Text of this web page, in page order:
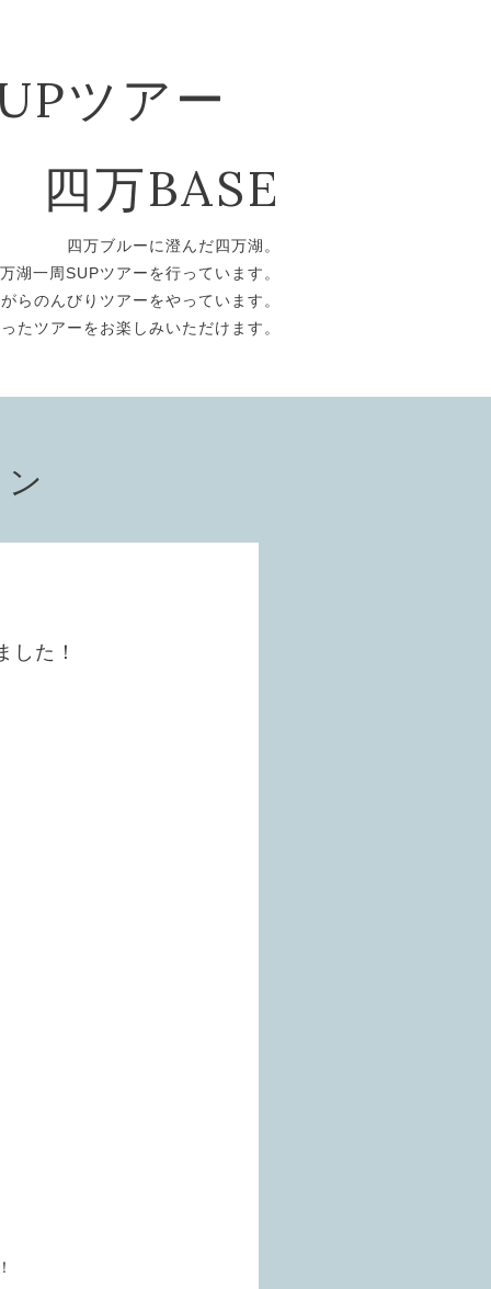
ツアー
四万BASE
四万ブルーに澄んだ四万湖。
湖一周SUPツアーを行っています。
らのんびりツアーをやっています。
たツアーをお楽しみいただけます。
した！